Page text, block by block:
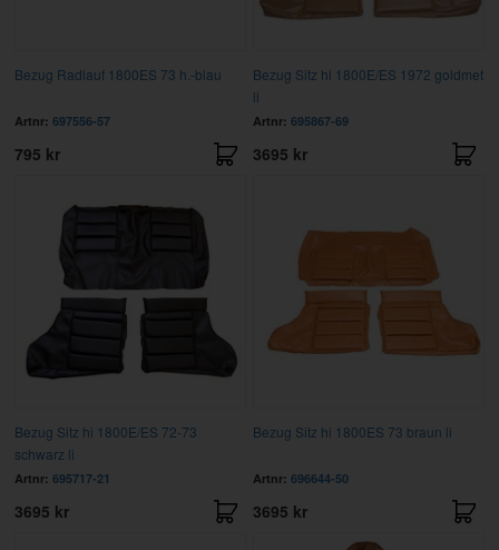
Bezug Radlauf 1800ES 73 h.-blau
Artnr: 697556-57
795 kr
Bezug Sitz hi 1800E/ES 1972 goldmet
li
Artnr: 695867-69
3695 kr
Bezug Sitz hi 1800E/ES 72-73
schwarz li
Artnr: 695717-21
3695 kr
Bezug Sitz hi 1800ES 73 braun li
Artnr: 696644-50
3695 kr